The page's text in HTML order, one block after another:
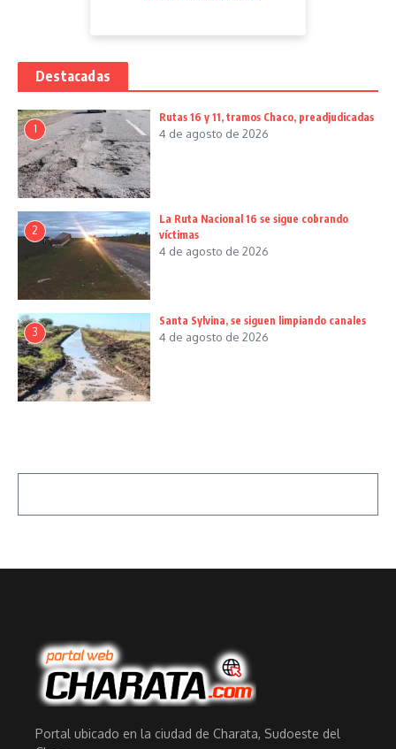
Destacadas
1
Rutas 16 y 11, tramos Chaco, preadjudicadas
4 de agosto de 2026
2
La Ruta Nacional 16 se sigue cobrando
víctimas
4 de agosto de 2026
3
Santa Sylvina, se siguen limpiando canales
4 de agosto de 2026
Portal ubicado en la ciudad de Charata, Sudoeste del